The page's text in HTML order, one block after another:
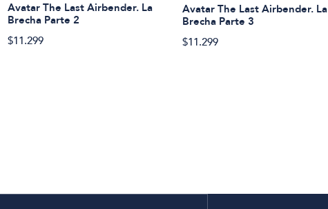
Avatar The Last Airbender. La
Brecha Parte 2
$11.299
Avatar The Last Airbender. La
Brecha Parte 3
$11.299